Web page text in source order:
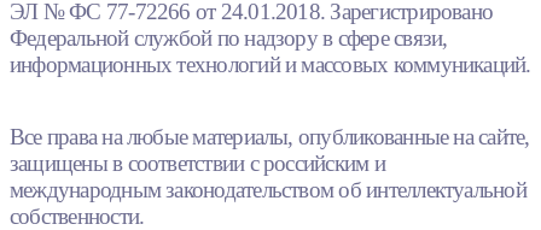
ЭЛ № ФС 77-72266 от 24.01.2018. Зарегистрировано
Федеральной службой по надзору в сфере связи,
информационных технологий и массовых коммуникаций.
Все права на любые материалы, опубликованные на сайте,
защищены в соответствии с российским и
международным законодательством об интеллектуальной
собственности.